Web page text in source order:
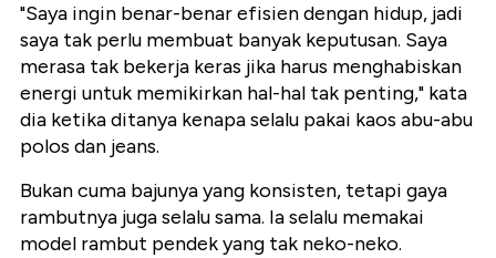
"Saya ingin benar-benar efisien dengan hidup, jadi
saya tak perlu membuat banyak keputusan. Saya
merasa tak bekerja keras jika harus menghabiskan
energi untuk memikirkan hal-hal tak penting," kata
dia ketika ditanya kenapa selalu pakai kaos abu-abu
polos dan jeans.
Bukan cuma bajunya yang konsisten, tetapi gaya
rambutnya juga selalu sama. Ia selalu memakai
model rambut pendek yang tak neko-neko.